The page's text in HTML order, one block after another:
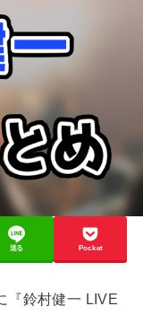
送る Pocket
『鈴村健一 LIVE